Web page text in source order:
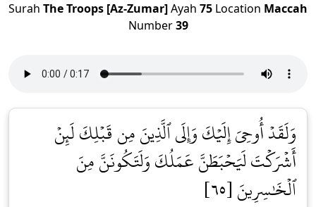
Surah The Troops [Az-Zumar]Ayah 75 Location Maccah
Number39
وَلَقَدۡ أُوحِيَ إِلَيۡكَ وَإِلَى ٱلَّذِينَ مِن قَبۡلِكَ لَئِنۡ
أَشۡرَكۡتَ لَيَحۡبَطَنَّ عَمَلُكَ وَلَتَكُونَنَّ مِنَ
ٱلۡخَٰسِرِينَ [٦٥]